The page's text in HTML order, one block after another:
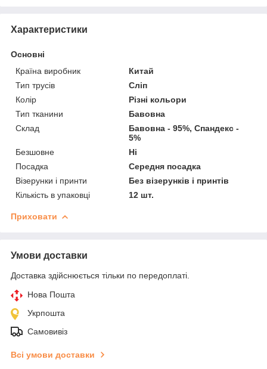
Характеристики
Основні
Країна виробник
Китай
Тип трусів
Сліп
Колір
Різні кольори
Тип тканини
Бавовна
Склад
Бавовна - 95%, Спандекс -
5%
Безшовне
Ні
Посадка
Середня посадка
Візерунки і принти
Без візерунків і принтів
Кількість в упаковці
12 шт.
Приховати
Умови доставки
Доставка здійснюється тільки по передоплаті.
Нова Пошта
Укрпошта
Самовивіз
Всі умови доставки